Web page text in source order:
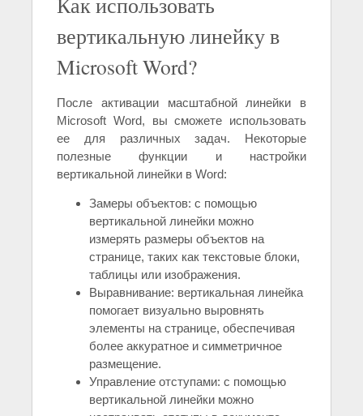
вертикальную линейку в
Microsoft Word?
После активации масштабной линейки в
Microsoft Word, вы сможете использовать
ее для различных задач. Некоторые
полезные функции и настройки
вертикальной линейки в Word:
Замеры объектов: с помощью
вертикальной линейки можно
измерять размеры объектов на
странице, таких как текстовые блоки,
таблицы или изображения.
Выравнивание: вертикальная линейка
помогает визуально выровнять
элементы на странице, обеспечивая
более аккуратное и симметричное
размещение.
Управление отступами: с помощью
вертикальной линейки можно